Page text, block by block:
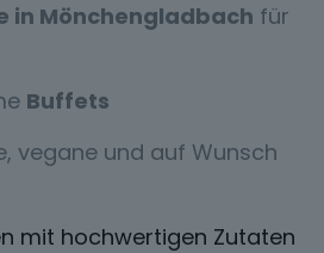
in Mönchengladbach für
Buffets
vegane und auf Wunsch
mit hochwertigen Zutaten